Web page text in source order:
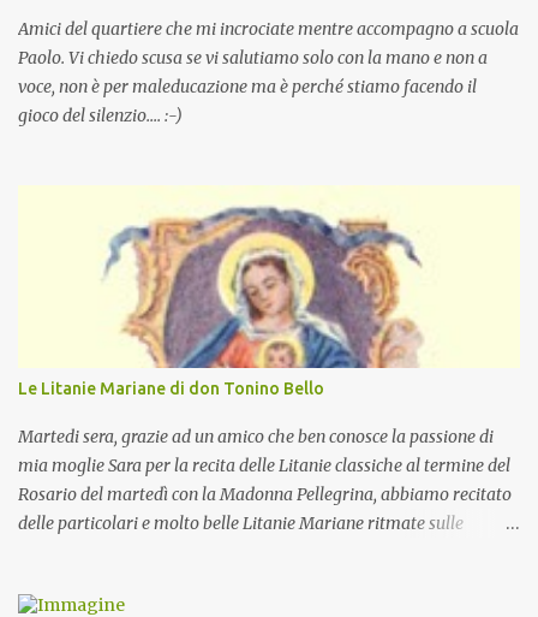
Amici del quartiere che mi incrociate mentre accompagno a scuola
Paolo. Vi chiedo scusa se vi salutiamo solo con la mano e non a
voce, non è per maleducazione ma è perché stiamo facendo il
gioco del silenzio.... :-)
Le Litanie Mariane di don Tonino Bello
Martedi sera, grazie ad un amico che ben conosce la passione di
mia moglie Sara per la recita delle Litanie classiche al termine del
Rosario del martedì con la Madonna Pellegrina, abbiamo recitato
delle particolari e molto belle Litanie Mariane ritmate sulle
preghiera.